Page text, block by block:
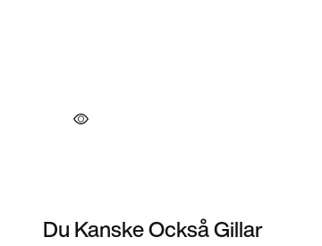
Du Kanske Också Gillar